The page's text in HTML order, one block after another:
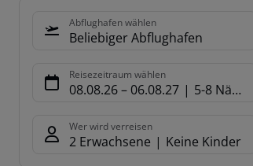
Abflughafen wählen
Beliebiger Abflughafen
Reisezeitraum wählen
08.08.26– 06.08.27 5-8 Nächte
Wer wird verreisen
2 Erwachsene Keine Kinder